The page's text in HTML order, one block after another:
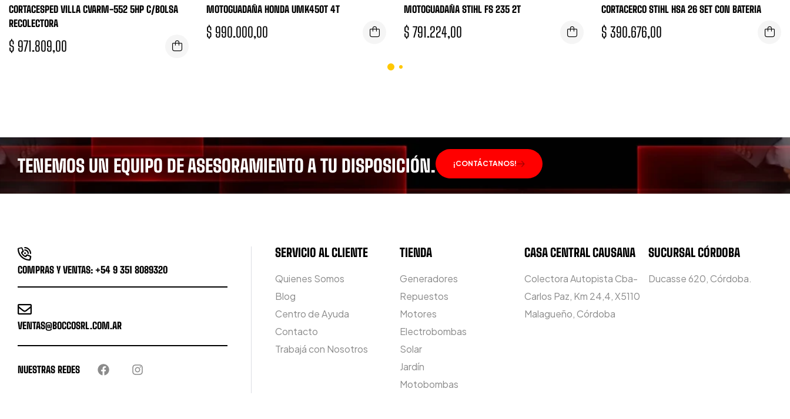
CORTACESPED VILLA CVARM-552 5HP C/BOLSA
RECOLECTORA
$ 971.809,00
MOTOGUADAÑA HONDA UMK450T 4T
$ 990.000,00
MOTOGUADAÑA STIHL FS 235 2T
$ 791.224,00
CORTACERCO STIHL HSA 26 SET CON BATERIA
$ 390.676,00
TENEMOS UN EQUIPO DE ASESORAMIENTO A TU DISPOSICIÓN. ¡CONTÁCTANOS!
COMPRAS Y VENTAS: +54 9 351 8089320
VENTAS@BOCCOSRL.COM.AR
NUESTRAS REDES
SERVICIO AL CLIENTE
Quienes Somos
Blog
Centro de Ayuda
Contacto
Trabajá con Nosotros
TIENDA
Generadores
Repuestos
Motores
Electrobombas
Solar
Jardín
Motobombas
CASA CENTRAL CAUSANA
Colectora Autopista Cba-
Carlos Paz, Km 24,4, X5110
Malagueño, Córdoba
SUCURSAL CÓRDOBA
Ducasse 620, Córdoba.